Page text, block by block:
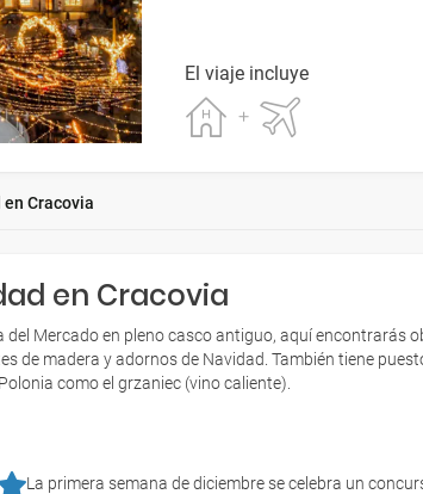
El viaje incluye
Cracovia
en Cracovia
del Mercado en pleno casco antiguo, aquí encontrarás
de madera y adornos de Navidad. También tiene
como el grzaniec (vino caliente).
La primera semana de diciembre se celebra un